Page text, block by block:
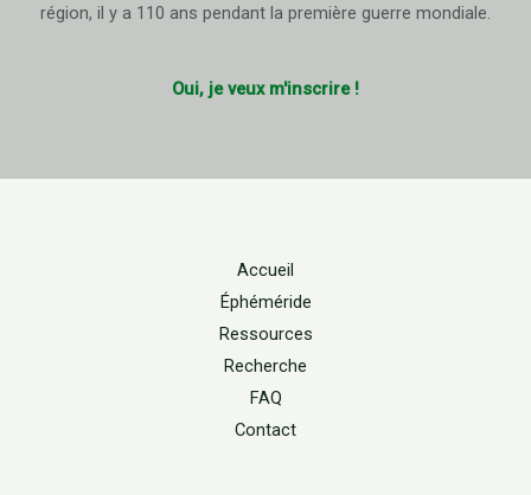
région, il y a 110 ans pendant la première guerre mondiale.
Oui, je veux m'inscrire !
Accueil
Éphéméride
Ressources
Recherche
FAQ
Contact